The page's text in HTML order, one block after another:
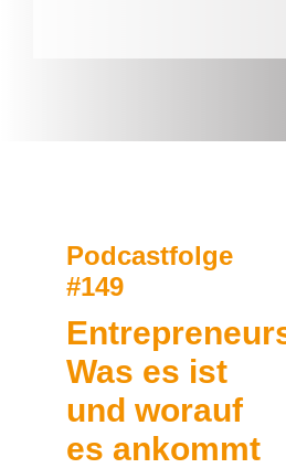
Podcastfolge
#149
Was es ist
und worauf
es ankommt